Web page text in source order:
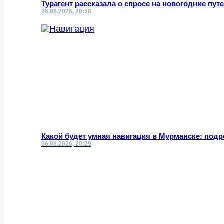
Турагент рассказала о спросе на новогодние
06.08.2026, 20:58
Какой будет умная навигация в Мурманске:
06.08.2026, 20:29